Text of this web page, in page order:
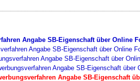
Angabe SB-Eigenschaft über Online
Angabe SB-Eigenschaft über Online
Angabe SB-Eigenschaft über
Angabe SB-Eigenschaft über
Angabe SB-Eigenschaft